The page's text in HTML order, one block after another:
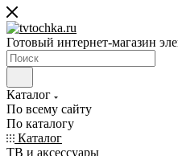
Готовый интернет-магазин
Каталог
По всему сайту
По каталогу
Каталог
ТВ и аксессуары